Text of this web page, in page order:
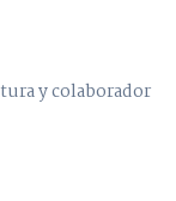
y colaborador